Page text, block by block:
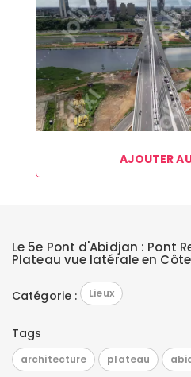
AJOUTER
Le 5e Pont d'Abidjan : Pont
Plateau vue latérale en
Catégorie : Lieux
Tags
architecture plateau